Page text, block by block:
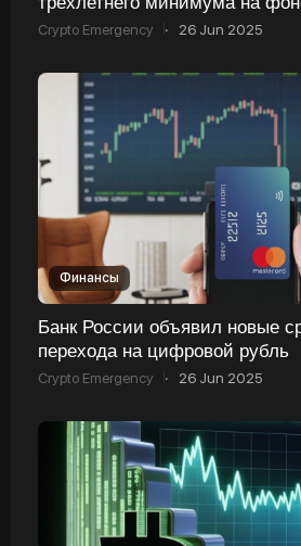
восстановления биткоина до
Crypto Emergency · 26 Jun 2025
Финансы
Банк России объявил новые
перехода на цифровой рубль
Crypto Emergency · 26 Jun 2025